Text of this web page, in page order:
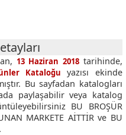
13 Haziran 2018tarihinde,
Kataloğu yazısı ekinde
Bu sayfadan katalogları
paylaşabilir veya katalog
BU BROŞÜR
MARKETE AİTTİR ve BU